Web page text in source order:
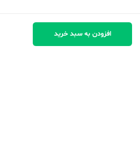
افزودن به سبد خرید